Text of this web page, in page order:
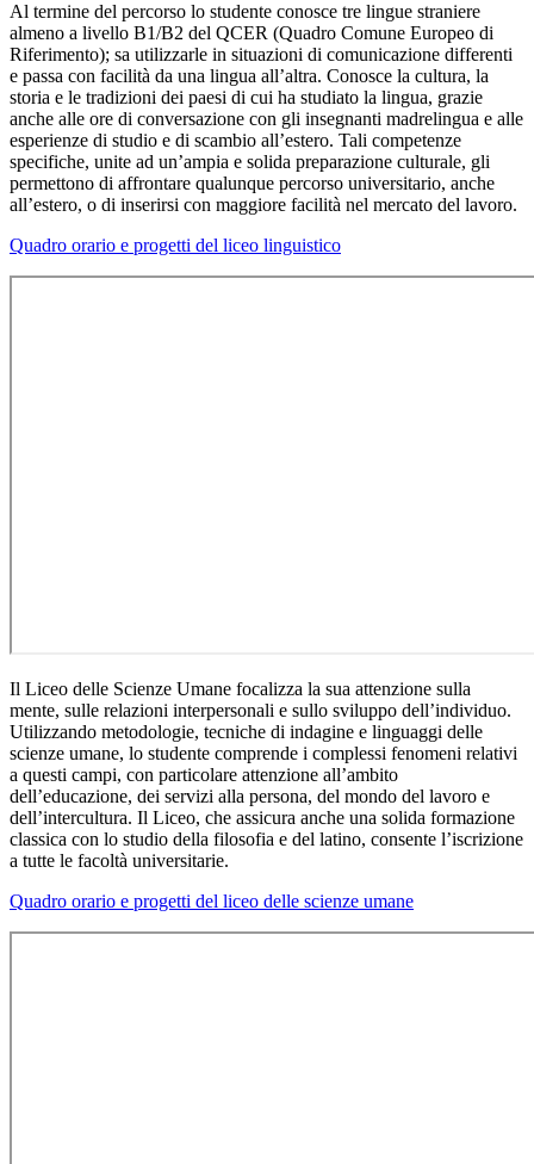
Al termine del percorso lo studente conosce tre lingue straniere
almeno a livello B1/B2 del QCER (Quadro Comune Europeo di
Riferimento); sa utilizzarle in situazioni di comunicazione differenti
e passa con facilità da una lingua all’altra. Conosce la cultura, la
storia e le tradizioni dei paesi di cui ha studiato la lingua, grazie
anche alle ore di conversazione con gli insegnanti madrelingua e alle
esperienze di studio e di scambio all’estero. Tali competenze
specifiche, unite ad un’ampia e solida preparazione culturale, gli
permettono di affrontare qualunque percorso universitario, anche
all’estero, o di inserirsi con maggiore facilità nel mercato del lavoro.
Quadro orario e progetti del liceo linguistico
Il Liceo delle Scienze Umane focalizza la sua attenzione sulla
mente, sulle relazioni interpersonali e sullo sviluppo dell’individuo.
Utilizzando metodologie, tecniche di indagine e linguaggi delle
scienze umane, lo studente comprende i complessi fenomeni relativi
a questi campi, con particolare attenzione all’ambito
dell’educazione, dei servizi alla persona, del mondo del lavoro e
dell’intercultura. Il Liceo, che assicura anche una solida formazione
classica con lo studio della filosofia e del latino, consente l’iscrizione
a tutte le facoltà universitarie.
Quadro orario e progetti del liceo delle scienze umane